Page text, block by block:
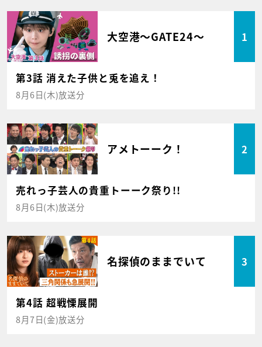
大空港～GATE24～ 1
第3話 消えた子供と兎を追え！
8月6日(木)放送分
アメトーーク！ 2
売れっ子芸人の貴重トーーク祭り!!
8月6日(木)放送分
名探偵のままでいて 3
第4話 超戦慄展開
8月7日(金)放送分